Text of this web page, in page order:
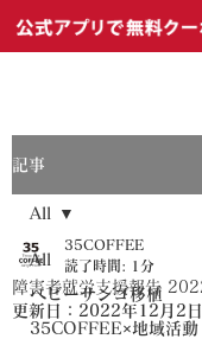
記事
All
ベビーサンゴ移植
35COFFEE×地域活動
All
障害者就労支援報告
35COFFEE
読了時間: 1分
更新日： 2022年12月2日